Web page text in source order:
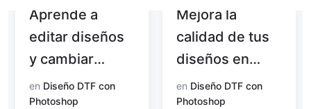
Aprende a
editar diseños
y cambiar
colores con
Photoshop
en Diseño DTF con
Photoshop
Mejora la
calidad de tus
diseños en
Photoshop
en Diseño DTF con
Photoshop